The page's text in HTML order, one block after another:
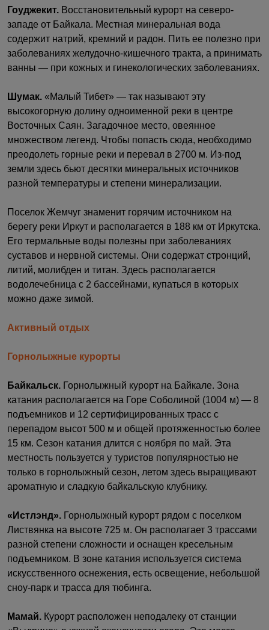
Гоуджекит. Восстановительный курорт на северо-
западе от Байкала. Местная минеральная вода
содержит натрий, кремний и радон. Пить ее полезно при
заболеваниях желудочно-кишечного тракта, а принимать
ванны — при кожных и гинекологических заболеваниях.
Шумак. «Малый Тибет» — так называют эту
высокогорную долину одноименной реки в центре
Восточных Саян. Загадочное место, овеянное
множеством легенд. Чтобы попасть сюда, необходимо
преодолеть горные реки и перевал в 2700 м. Из-под
земли здесь бьют десятки минеральных источников
разной температуры и степени минерализации.
Поселок Жемчуг знаменит горячим источником на
берегу реки Иркут и располагается в 188 км от Иркутска.
Его термальные воды полезны при заболеваниях
суставов и нервной системы. Они содержат стронций,
литий, молибден и титан. Здесь располагается
водолечебница с 2 бассейнами, купаться в которых
можно даже зимой.
Активный отдых
Горнолыжные курорты
Байкальск. Горнолыжный курорт на Байкале. Зона
катания располагается на Горе Соболиной (1004 м) — 8
подъемников и 12 сертифицированных трасс с
перепадом высот 500 м и общей протяженностью более
15 км. Сезон катания длится с ноября по май. Эта
местность пользуется у туристов популярностью не
только в горнолыжный сезон, летом здесь выращивают
ароматную и сладкую байкальскую клубнику.
«Истлэнд». Горнолыжный курорт рядом с поселком
Листвянка на высоте 725 м. Он располагает 3 трассами
разной степени сложности и оснащен кресельным
подъемником. В зоне катания используется система
искусственного оснежения, есть освещение, небольшой
сноу-парк и трасса для тюбинга.
Мамай. Курорт расположен неподалеку от станции